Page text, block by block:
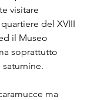
visitare
del XVIII
il Museo
soprattutto
ma